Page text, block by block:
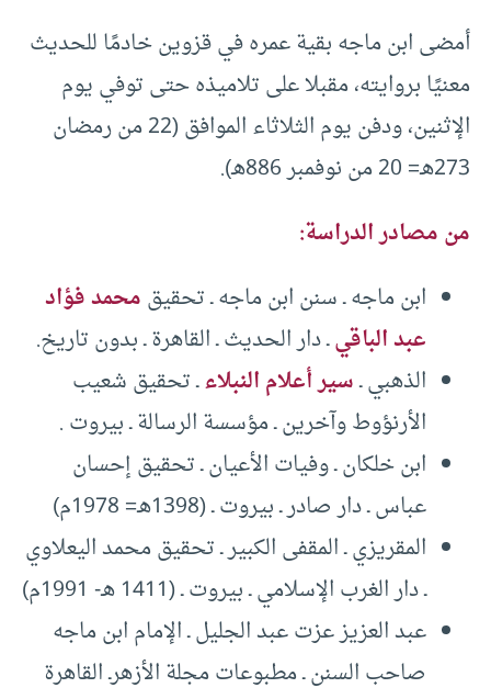
أمضى ابن ماجه بقية عمره في قزوين خادمًا للحديث
معنيًا بروايته، مقبلا على تلاميذه حتى توفي يوم
الإثنين، ودفن يوم الثلاثاء الموافق (22 من رمضان
273هـ= 20 من نوفمبر 886هـ).
من مصادر الدراسة:
ابن ماجه ـ سنن ابن ماجه ـ تحقيقمحمد فؤاد
عبد الباقيـ دار الحديث ـ القاهرة ـ بدون تاريخ.
الذهبي ـسير أعلام النبلاءـ تحقيق شعيب
الأرنؤوط وآخرين ـ مؤسسة الرسالة ـ بيروت .
ابن خلكان ـ وفيات الأعيان ـ تحقيق إحسان
عباس ـ دار صادر ـ بيروت ـ (1398هـ= 1978م)
المقريزي ـ المقفى الكبير ـ تحقيق محمد اليعلاوي
ـ دار الغرب الإسلامي ـ بيروت ـ (1411 هـ- 1991م)
عبد العزيز عزت عبد الجليل ـ الإمام ابن ماجه
صاحب السنن ـ مطبوعات مجلة الأزهرـ القاهرة